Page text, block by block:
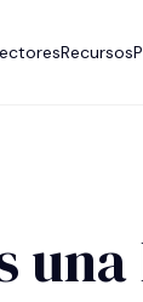
Recursos